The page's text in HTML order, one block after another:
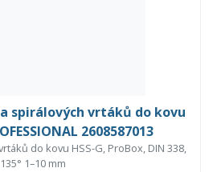
spirálových vrtáků do kovu
2608587013
do kovu HSS-G, ProBox, DIN 338,
135° 1–10 mm